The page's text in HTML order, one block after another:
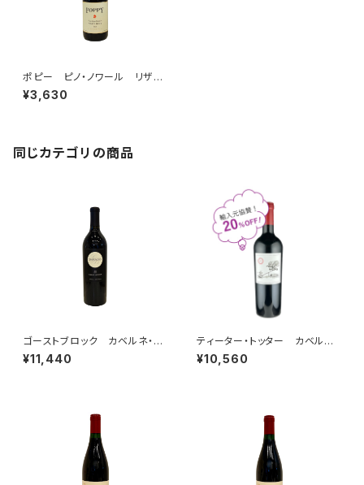
ポピー ピノ・ノワール リザー
ヴ サンタ・ルシア・ハイラン
ズ 2019
¥3,630
同じカテゴリの商品
ゴーストブロック カベルネ・ソ
ーヴィニヨン オークヴィル 2
022
¥11,440
ティーター・トッター カベルネ・
ソーヴィニヨン ナパ・ヴァレ
ー 2021
¥10,560